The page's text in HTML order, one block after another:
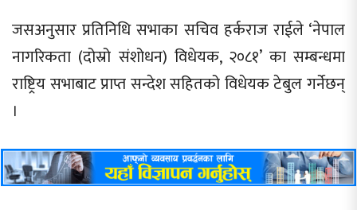
जसअनुसार प्रतिनिधि सभाका सचिव हर्कराज राईले ‘नेपाल
नागरिकता (दोस्रो संशोधन) विधेयक, २०८१’ का सम्बन्धमा
राष्ट्रिय सभाबाट प्राप्त सन्देश सहितको विधेयक टेबुल गर्नेछन्
।